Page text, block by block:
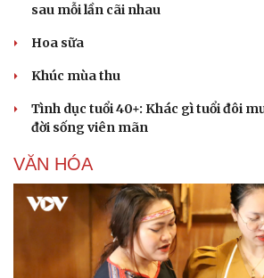
Sức khỏe
Dinh dưỡng - món ngon
Cây thuốc
Sản phụ khoa
Nhi khoa
Làm đẹp - giảm cân
Phòng mạch online
Ăn sạch sống khỏe
Nhà đẹp
sau mỗi lần cãi nhau
Hoa sữa
Khúc mùa thu
Tình dục tuổi 40+: Khác gì tuổi đôi
đời sống viên mãn
VĂN HÓA